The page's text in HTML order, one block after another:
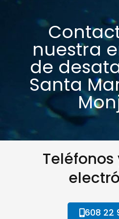
nuestra
de
Santa
608 22